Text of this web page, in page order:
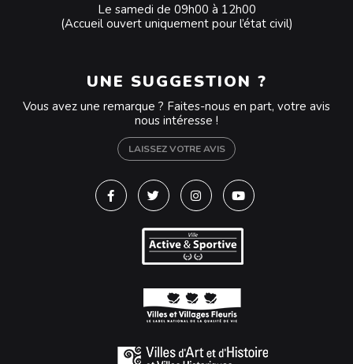
Le samedi de 09h00 à 12h00
(Accueil ouvert uniquement pour l’état civil)
UNE SUGGESTION ?
Vous avez une remarque ? Faites-nous en part, votre avis
nous intéresse !
LAISSEZ VOTRE AVIS
Lien vers le compte Facebook
Lien vers le compte Twitter
Lien vers le compte
Lien vers la chaîne